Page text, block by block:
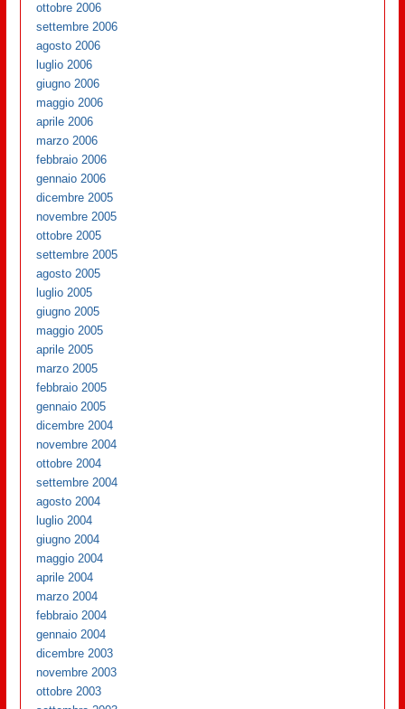
ottobre 2006
settembre 2006
agosto 2006
luglio 2006
giugno 2006
maggio 2006
aprile 2006
marzo 2006
febbraio 2006
gennaio 2006
dicembre 2005
novembre 2005
ottobre 2005
settembre 2005
agosto 2005
luglio 2005
giugno 2005
maggio 2005
aprile 2005
marzo 2005
febbraio 2005
gennaio 2005
dicembre 2004
novembre 2004
ottobre 2004
settembre 2004
agosto 2004
luglio 2004
giugno 2004
maggio 2004
aprile 2004
marzo 2004
febbraio 2004
gennaio 2004
dicembre 2003
novembre 2003
ottobre 2003